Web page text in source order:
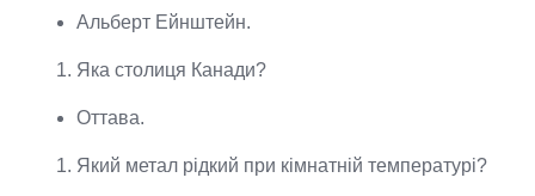
Альберт Ейнштейн.
Яка столиця Канади?
Оттава.
Який метал рідкий при кімнатній температурі?